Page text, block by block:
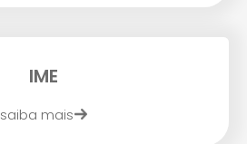
IME
saiba mais